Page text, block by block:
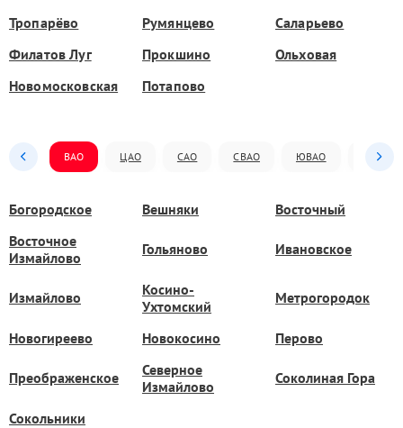
Тропарёво
Румянцево
Саларьево
Филатов Луг
Прокшино
Ольховая
Новомосковская
Потапово
ВАО ЦАО САО СВАО ЮВАО ЮАО
Богородское Вешняки
Восточный
Восточное
Измайлово
Гольяново Ивановское
Измайлово
Косино-
Ухтомский
Метрогородок
Новогиреево Новокосино Перово
Преображенское
Северное
Измайлово
Соколиная Гора
Сокольники